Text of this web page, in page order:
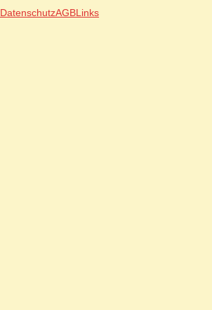
DatenschutzAGBLinks